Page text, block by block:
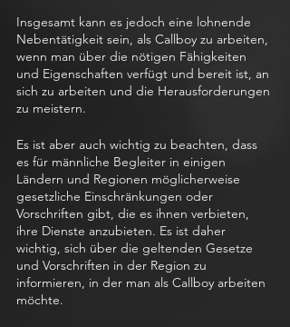
Insgesamt kann es jedoch eine lohnende
Nebentätigkeit sein, als Callboy zu arbeiten,
wenn man über die nötigen Fähigkeiten
und Eigenschaften verfügt und bereit ist, an
sich zu arbeiten und die Herausforderungen
zu meistern.
Es ist aber auch wichtig zu beachten, dass
es für männliche Begleiter in einigen
Ländern und Regionen möglicherweise
gesetzliche Einschränkungen oder
Vorschriften gibt, die es ihnen verbieten,
ihre Dienste anzubieten. Es ist daher
wichtig, sich über die geltenden Gesetze
und Vorschriften in der Region zu
informieren, in der man als Callboy arbeiten
möchte.